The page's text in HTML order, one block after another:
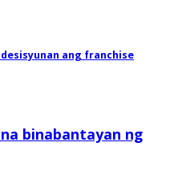
ang franchise
binabantayan ng